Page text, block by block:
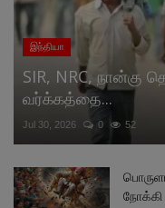
இந்தியா
SIR, NRC, நான்கு
வர்க்கத்தை...
Jul 30, 2026 0 52
நோக்கி